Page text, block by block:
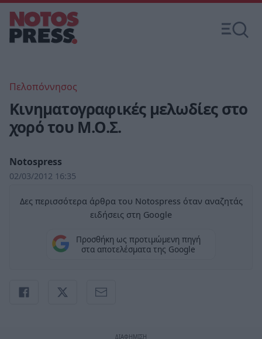
Πελοπόννησος
Κινηματογραφικές μελωδίες στο
χορό του Μ.Ο.Σ.
Notospress
02/03/2012 16:35
Δες περισσότερα άρθρα του Notospress όταν αναζητάς
ειδήσεις στη Google
Προσθήκη ως προτιμώμενη πηγή
στα αποτελέσματα της Google